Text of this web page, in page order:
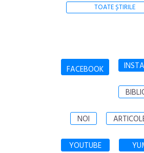
TOATE ȘTIRILE
FACEBOOK
NOI
YOUTUBE